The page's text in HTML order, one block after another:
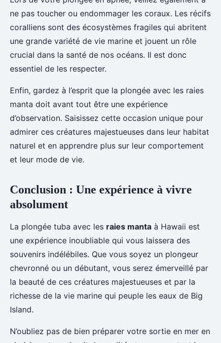
ne pas toucher ou endommager les coraux. Les récifs
coralliens sont des écosystèmes fragiles qui abritent
une grande variété de vie marine et jouent un rôle
crucial dans la santé de nos océans. Il est donc
essentiel de les respecter.
Enfin, gardez à l’esprit que la plongée avec les raies
manta doit avant tout être une expérience
d’observation. Saisissez cette occasion unique pour
admirer ces créatures majestueuses dans leur habitat
naturel et en apprendre plus sur leur comportement
et leur mode de vie.
Conclusion : Une expérience à vivre
absolument
La plongée tuba avec les raies manta à Hawaii est
une expérience inoubliable qui vous laissera des
souvenirs indélébiles. Que vous soyez un plongeur
chevronné ou un débutant, vous serez émerveillé par
la beauté de ces créatures majestueuses et par la
richesse de la vie marine qui peuple les eaux de Big
Island.
N’oubliez pas de bien préparer votre sortie en mer en